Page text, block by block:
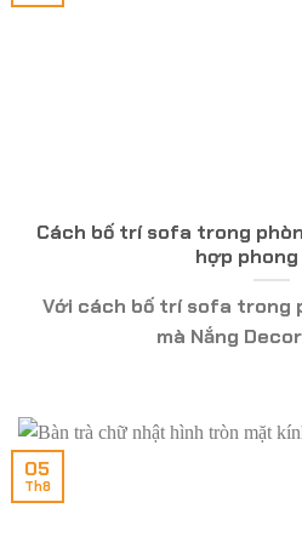
Cách bố trí sofa trong
hợp
Với cách bố trí sofa trong
mà Nắng
05
Th8